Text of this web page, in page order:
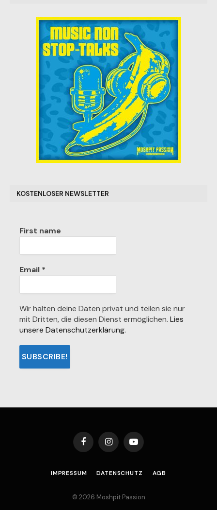
KOSTENLOSER NEWSLETTER
First name
Email *
Wir halten deine Daten privat und teilen sie nur
mit Dritten, die diesen Dienst ermöglichen. Lies
unsere Datenschutzerklärung.
FacebookInstagramYouTube
IMPRESSUM DATENSCHUTZ AGB
© 2026 Moshpit Passion